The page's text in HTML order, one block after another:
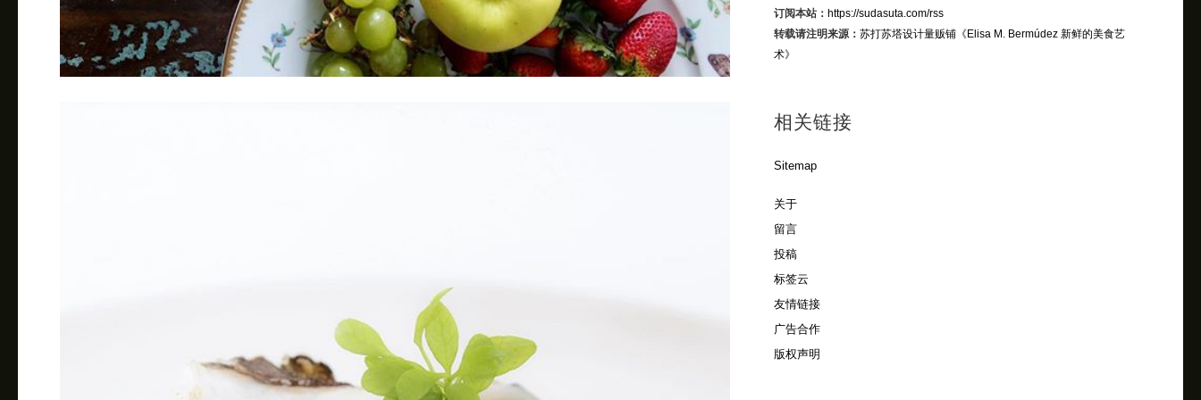
订阅本站： https://sudasuta.com/rss
转载请注明来源： 苏打苏塔设计量贩铺《Elisa M. Bermúdez 新鲜的美食艺
术》
相关链接
Sitemap
关于
留言
投稿
标签云
友情链接
广告合作
版权声明